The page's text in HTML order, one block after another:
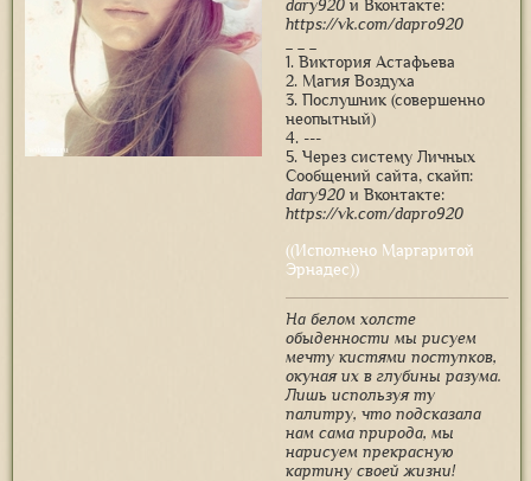
dary920 и Вконтакте:
https://vk.com/dapro920
1. Виктория Астафьева
2. Магия Воздуха
3. Послушник (совершенно
неопытный)
4. ---
5. Через систему Личных
Сообщений сайта, скайп:
dary920 и Вконтакте:
https://vk.com/dapro920
((Исполнено Маргаритой
Эрнадес))
На белом холсте
обыденности мы рисуем
мечту кистями поступков,
окуная их в глубины разума.
Лишь используя ту
палитру, что подсказала
нам сама природа, мы
нарисуем прекрасную
картину своей жизни!